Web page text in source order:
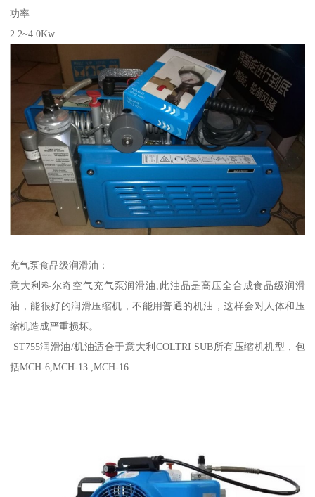
功率
2.2~4.0Kw
充气泵食品级润滑油：
意大利科尔奇空气充气泵润滑油,此油品是高压全合成食品级润滑
油，能很好的润滑压缩机，不能用普通的机油，这样会对人体和压
缩机造成严重损坏。
ST755润滑油/机油适合于意大利COLTRI SUB所有压缩机机型，包
括MCH-6,MCH-13 ,MCH-16.